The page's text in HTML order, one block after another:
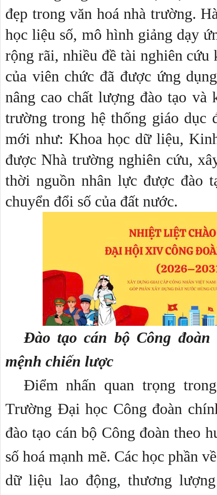
đẹp trong văn hoá nhà trường.
học liệu số, mô hình giảng dạy
rộng rãi, nhiều đề tài nghiên cứu
của viên chức đã được ứng
nâng cao chất lượng đào tạo và
trường trong hệ thống giáo dục
mới như: Khoa học dữ liệu,
được Nhà trường nghiên cứu,
thời nguồn nhân lực được đào
chuyển đổi số của đất nước.
Đào tạo cán bộ Công
mệnh chiến lược
Điểm nhấn quan trọng
Trường Đại học Công đoàn
đào tạo cán bộ Công đoàn theo
số hoá mạnh mẽ. Các học phần
dữ liệu lao động, thương